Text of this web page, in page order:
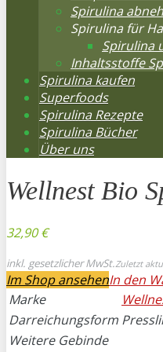
Spirulina
Spirulina für
Spirulina
Inhaltsstoffe
Spirulina kaufen
Superfoods
Spirulina Rezepte
Spirulina Bücher
Über uns
Wellnest Bio
32,90 €
inkl. gesetzlicher MwSt.Zuletzt
Im Shop ansehenIn den
Marke
Darreichungsform
Weitere Gebinde